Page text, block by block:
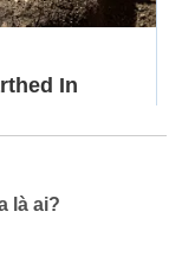
là ai?